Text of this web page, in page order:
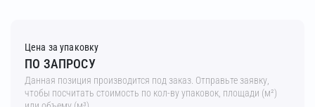
Цена за упаковку
ПО ЗАПРОСУ
Данная позиция производится под заказ. Отправьте заявку,
чтобы посчитать стоимость по кол-ву упаковок, площади (м²)